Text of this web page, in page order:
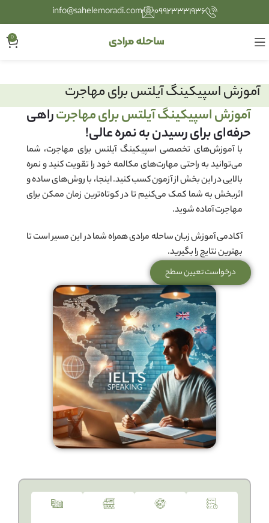
۰۹۹۲۳۳۳۱۹۳۶ info@sahelemoradi.com
0
آموزش اسپیکینگ آیلتس برای مهاجرت
آموزش اسپیکینگ آیلتس برای مهاجرتراهی
حرفه‌ای برای رسیدن به نمره عالی!
با آموزش‌های تخصصی اسپیکینگ آیلتس برای مهاجرت، شما
می‌توانید به راحتی مهارت‌های مکالمه خود را تقویت کنید و نمره
بالایی در این بخش از آزمون کسب کنید. اینجا، با روش‌های ساده و
اثربخش به شما کمک می‌کنیم تا در کوتاه‌ترین زمان ممکن برای
مهاجرت آماده شوید.
آکادمی آموزش زبان ساحله مرادی همراه شما در این مسیر است تا
بهترین نتایج را بگیرید.
درخواست تعیین سطح